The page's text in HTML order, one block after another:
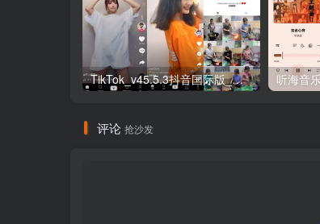
TikTok_v45.5.3抖音国际版_免拔卡解锁全球版
评论 抢沙发